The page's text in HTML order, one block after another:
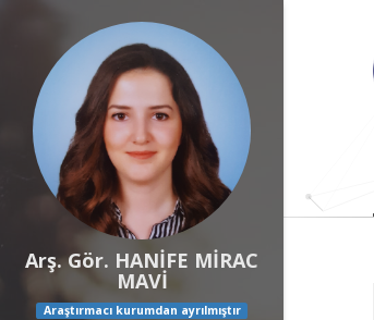
Arş. Gör. HANİFE MİRAC
MAVİ
Araştırmacı kurumdan ayrılmıştır